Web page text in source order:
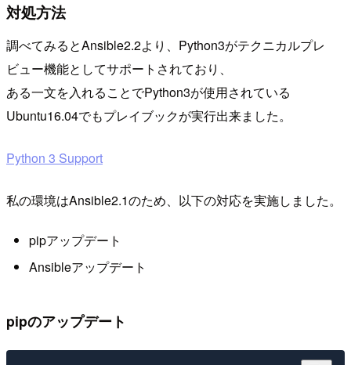
対処方法
調べてみるとAnsible2.2より、Python3がテクニカルプレ
ビュー機能としてサポートされており、
ある一文を入れることでPython3が使用されている
Ubuntu16.04でもプレイブックが実行出来ました。
Python 3 Support
私の環境はAnsible2.1のため、以下の対応を実施しました。
pipアップデート
Ansibleアップデート
pipのアップデート